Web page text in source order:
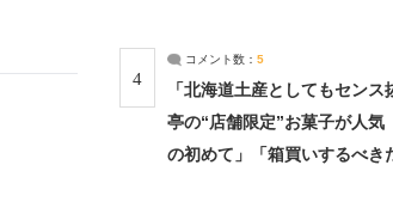
4
コメント数： 5
「北海道土産としてもセンス
亭の“店舗限定”お菓子が人
の初めて」「箱買いするべき